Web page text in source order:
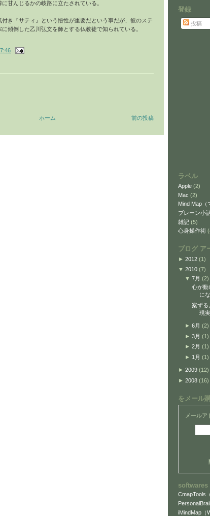
甘んじるかの岐路に立たされている。
き『サティ』という悟性が重要だという事だが、彼のステ
傾倒した乙川弘文を師とする仏教徒で知られている。
前の投稿
ホーム
登録
投稿
ラベル
Apple (2)
Mac (2)
Mind Map（
ブレーン小
雑記 (5)
心身操作術
ブログ ア
► 2012 (1)
▼ 2010 (7)
▼ 7月 (2)
心が
に
案ずる
現実
► 6月 (2)
► 3月 (1)
► 2月 (1)
► 1月 (1)
► 2009 (12)
► 2008 (16)
をメール
メールア
softwares
CmapTools
iMindMap（